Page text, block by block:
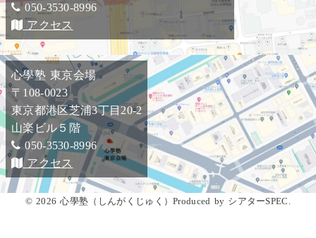
050-3530-8996
アクセス
心學塾 東京会場
〒108-0023
東京都港区芝浦3丁目20-2
山楽ビル５階
050-3530-8996
アクセス
© 2026 心學塾（しんがくじゅく）Produced by シアターSPEC.